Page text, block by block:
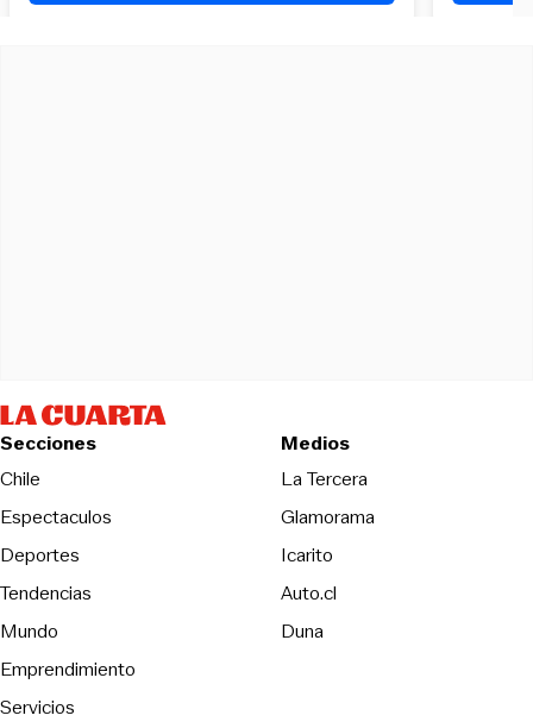
Secciones
Chile
Espectaculos
Deportes
Tendencias
Mundo
Emprendimiento
Servicios
Medios
La TerceraOpens in new
Glamorama
Icarito
Auto.cl
DunaOpens in new window